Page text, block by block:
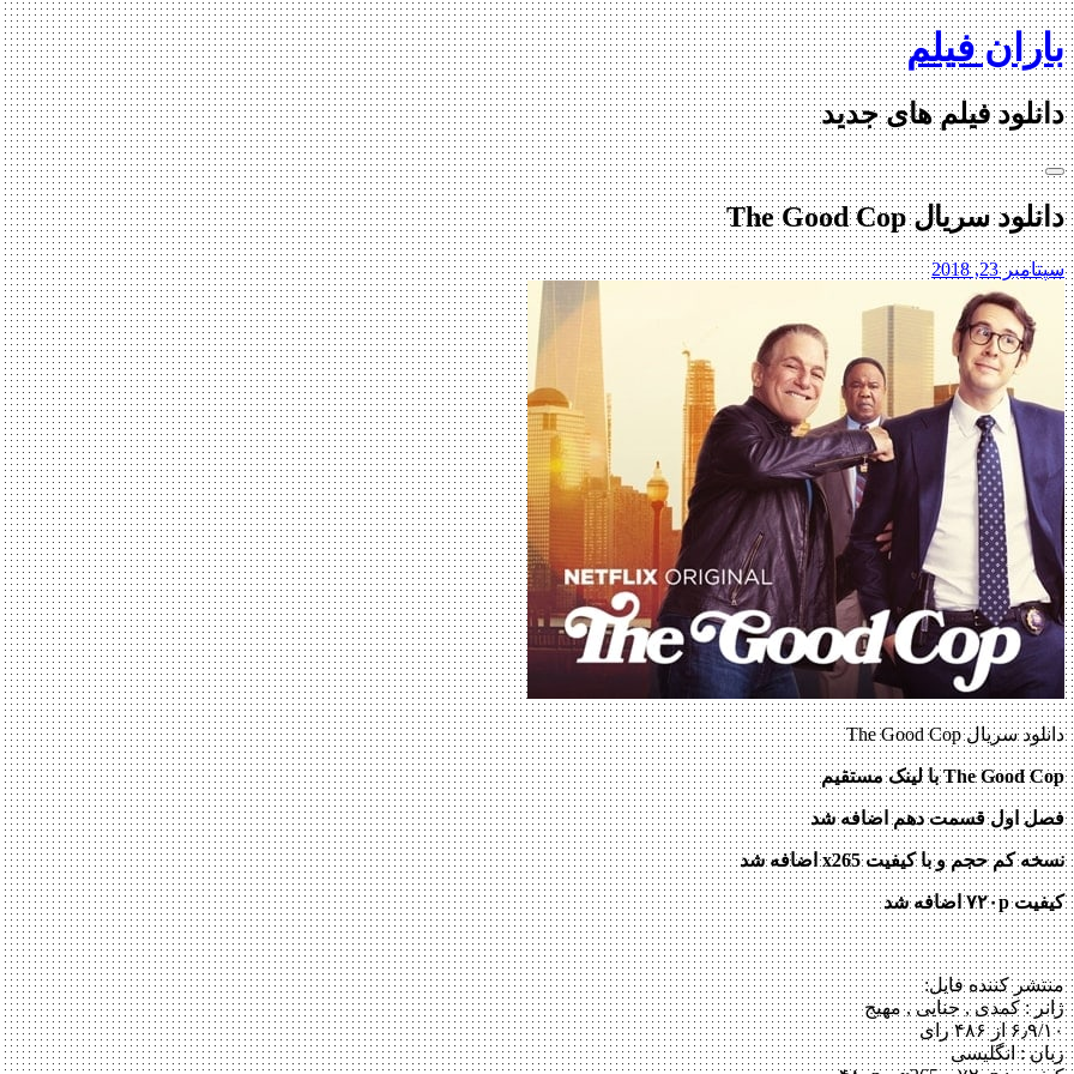
Skip
to
content
باران فیلم
دانلود فیلم های جدید
دانلود سریال The Good Cop
سپتامبر 23, 2018
دانلود سریال The Good Cop
The Good Cop با لینک مستقیم
فصل اول قسمت دهم اضافه شد
نسخه کم حجم و با کیفیت x265 اضافه شد
کیفیت ۷۲۰p اضافه شد
منتشر کننده فایل:
ژانر :کمدی , جنایی , مهیج
۶٫۹/۱۰ از ۴۸۶ رای
زبان : انگلیسی